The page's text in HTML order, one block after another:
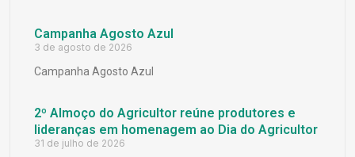
Campanha Agosto Azul
3 de agosto de 2026
Campanha Agosto Azul
2º Almoço do Agricultor reúne produtores e
lideranças em homenagem ao Dia do Agricultor
31 de julho de 2026